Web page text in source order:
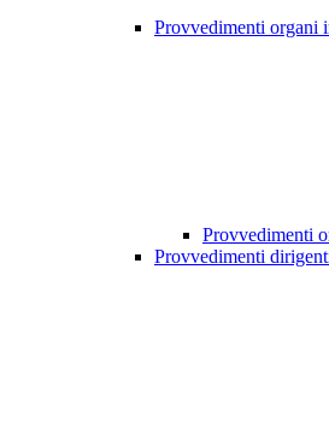
Provvedimenti organi
Provvedimenti
Provvedimenti